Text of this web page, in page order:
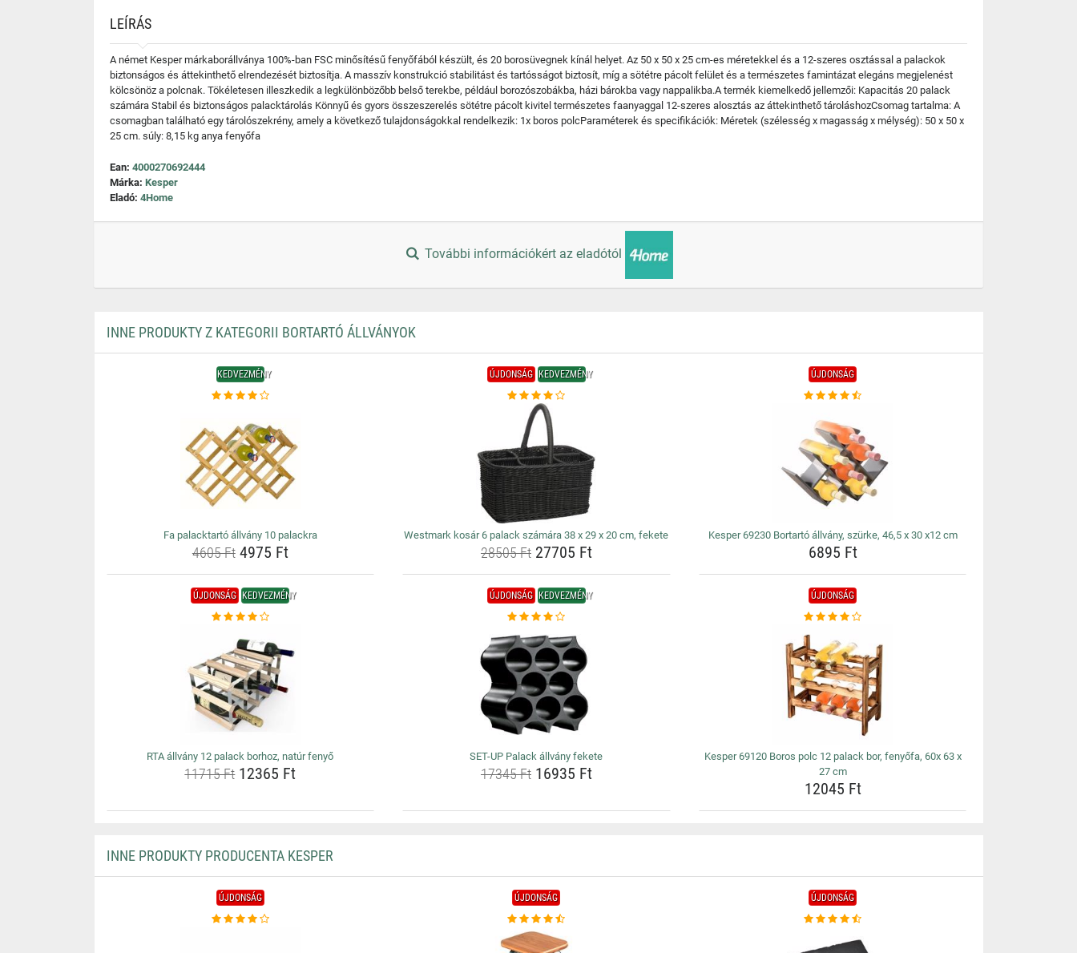
LEÍRÁS
A német Kesper márkaborállványa 100%-ban FSC minősítésű fenyőfából készült, és 20 borosüvegnek kínál helyet. Az 50 x 50 x 25 cm-es méretekkel és a 12-szeres osztással a palackok
biztonságos és áttekinthető elrendezését biztosítja. A masszív konstrukció stabilitást és tartósságot biztosít, míg a sötétre pácolt felület és a természetes famintázat elegáns megjelenést
kölcsönöz a polcnak. Tökéletesen illeszkedik a legkülönbözőbb belső terekbe, például borozószobákba, házi bárokba vagy nappalikba.A termék kiemelkedő jellemzői: Kapacitás 20 palack
számára Stabil és biztonságos palacktárolás Könnyű és gyors összeszerelés sötétre pácolt kivitel természetes faanyaggal 12-szeres alosztás az áttekinthető tároláshozCsomag tartalma: A
csomagban található egy tárolószekrény, amely a következő tulajdonságokkal rendelkezik: 1x boros polcParaméterek és specifikációk: Méretek (szélesség x magasság x mélység): 50 x 50 x
25 cm. súly: 8,15 kg anya fenyőfa
Ean: 4000270692444
Márka: Kesper
Eladó: 4Home
További információkért az eladótól
INNE PRODUKTY Z KATEGORII BORTARTÓ ÁLLVÁNYOK
KEDVEZMÉNY
Fa palacktartó állvány 10 palackra
4605 Ft4975 Ft
ÚJDONSÁG KEDVEZMÉNY
Westmark kosár 6 palack számára 38 x 29 x 20 cm, fekete
28505 Ft27705 Ft
ÚJDONSÁG
Kesper 69230 Bortartó állvány, szürke, 46,5 x 30 x12 cm
6895 Ft
ÚJDONSÁG KEDVEZMÉNY
RTA állvány 12 palack borhoz, natúr fenyő
11715 Ft12365 Ft
ÚJDONSÁG KEDVEZMÉNY
SET-UP Palack állvány fekete
17345 Ft16935 Ft
ÚJDONSÁG
Kesper 69120 Boros polc 12 palack bor, fenyőfa, 60x 63 x
27 cm
12045 Ft
INNE PRODUKTY PRODUCENTA KESPER
ÚJDONSÁG ÚJDONSÁG ÚJDONSÁG